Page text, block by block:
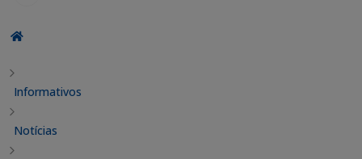
Informativos
Notícias